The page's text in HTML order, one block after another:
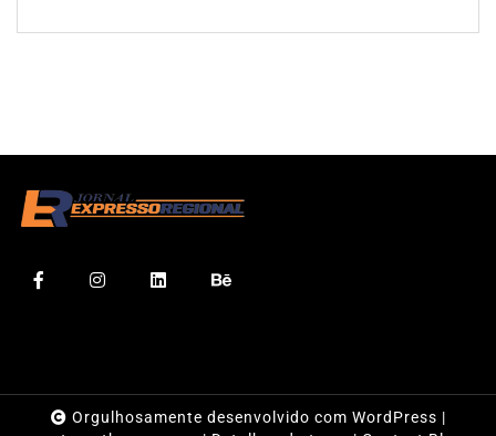
Orgulhosamente desenvolvido com WordPress |